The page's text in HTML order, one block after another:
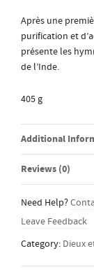
Après une
purification et
présente les
de l’Inde.
405 g
Additional
Reviews (0)
Need Help?
Leave Feedback
Category: Dieux